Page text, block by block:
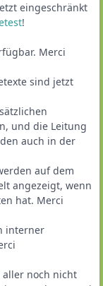
eingeschränkt
!
Merci
sind jetzt
und die Leitung
auch in der
auf dem
angezeigt, wenn
hat. Merci
interner
aller noch nicht